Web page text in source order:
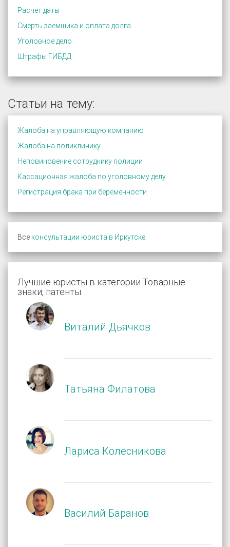
Расчет даты
Смерть заемщика и оплата долга
Уголовное дело
Штрафы ГИБДД
Статьи на тему:
Жалоба на управляющую компанию
Жалоба на поликлинику
Неповиновение сотруднику полиции
Кассационная жалоба по уголовному делу
Регистрация брака при беременности
Все консультации юриста в Иркутске.
Лучшие юристы в категории Товарные
знаки, патенты
Виталий Дьячков
Татьяна Филатова
Лариса Колесникова
Василий Баранов